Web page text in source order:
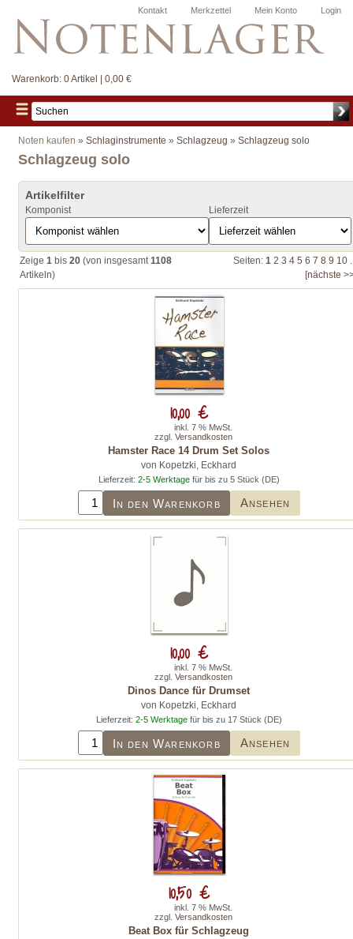
Login
Mein Konto
Merkzettel
Kontakt
Warenkorb: 0 Artikel | 0,00 €
Noten kaufen » Schlaginstrumente » Schlagzeug » Schlagzeug solo
Schlagzeug solo
Artikelfilter
Komponist Lieferzeit
Zeige 1 bis 20 (von insgesamt1108
Artikeln)
Seiten: 1 2 3 4 5 6 7 8 9 10
[nächste
Hamster Race 14 Drum Set Solos
von Kopetzki, Eckhard
Lieferzeit: 2-5 Werktagefür bis zu 5 Stück (DE)
In den Warenkorb Ansehen
10,00 €
inkl. 7 % MwSt.
zzgl. Versandkosten
Dinos Dance für Drumset
von Kopetzki, Eckhard
Lieferzeit: 2-5 Werktagefür bis zu 17 Stück (DE)
In den Warenkorb Ansehen
10,00 €
inkl. 7 % MwSt.
zzgl. Versandkosten
Beat Box für Schlagzeug
10,50 €
inkl. 7 % MwSt.
zzgl. Versandkosten